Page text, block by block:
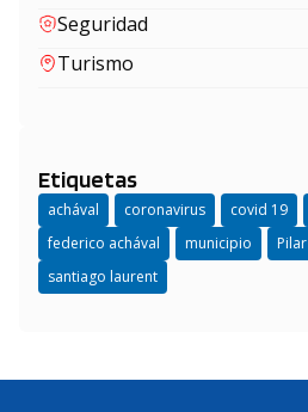
Seguridad
Turismo
Etiquetas
achával coronavirus covid 19
federico achával
municipio Pilar
santiago laurent